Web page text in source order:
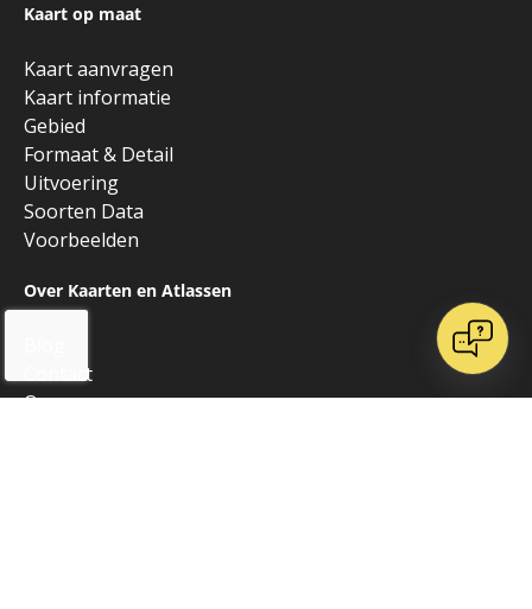
Kaart op maat
Kaart aanvragen
Kaart informatie
Gebied
Formaat & Detail
Uitvoering
Soorten Data
Voorbeelden
Over Kaarten en Atlassen
Contact
Over ons